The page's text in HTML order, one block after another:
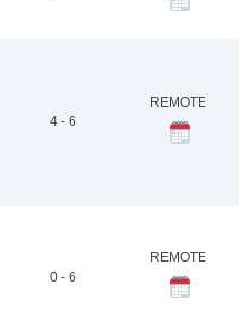
4 - 6
REMOTE
0 - 6
REMOTE